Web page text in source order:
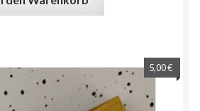
5,00€